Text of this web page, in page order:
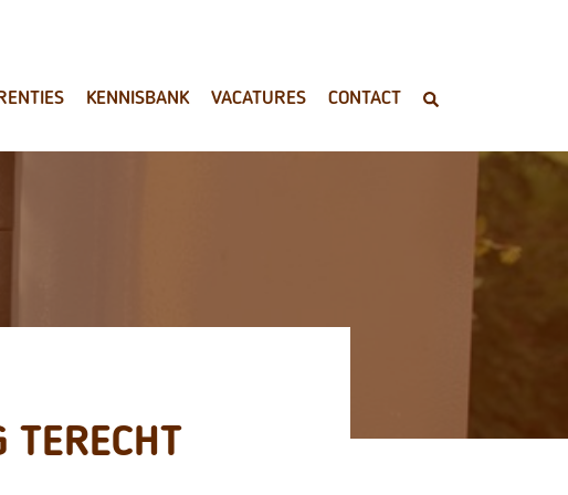
KENNISBANK VACATURES CONTACT
TERECHT